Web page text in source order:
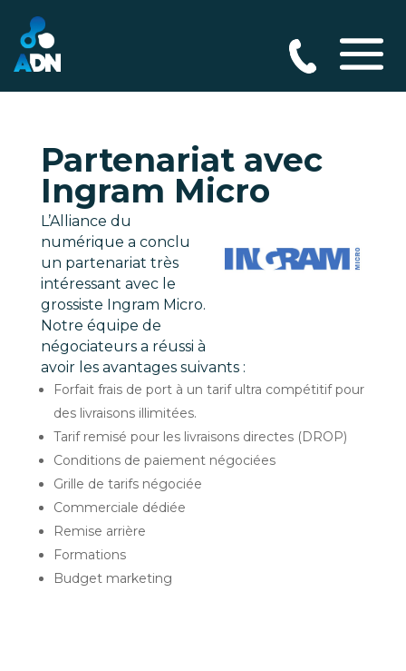
Partenariat avec
Ingram Micro
L’Alliance du
numérique a conclu
un partenariat très
intéressant avec le
grossiste Ingram Micro.
Notre équipe de
négociateurs a réussi à
avoir les avantages suivants :
Forfait frais de port à un tarif ultra compétitif pour
des livraisons illimitées.
Tarif remisé pour les livraisons directes (DROP)
Conditions de paiement négociées
Grille de tarifs négociée
Commerciale dédiée
Remise arrière
Formations
Budget marketing